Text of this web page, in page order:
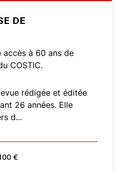
DE
accès à 60 ans de
COSTIC.
rédigée et éditée
26 années. Elle
d...
€